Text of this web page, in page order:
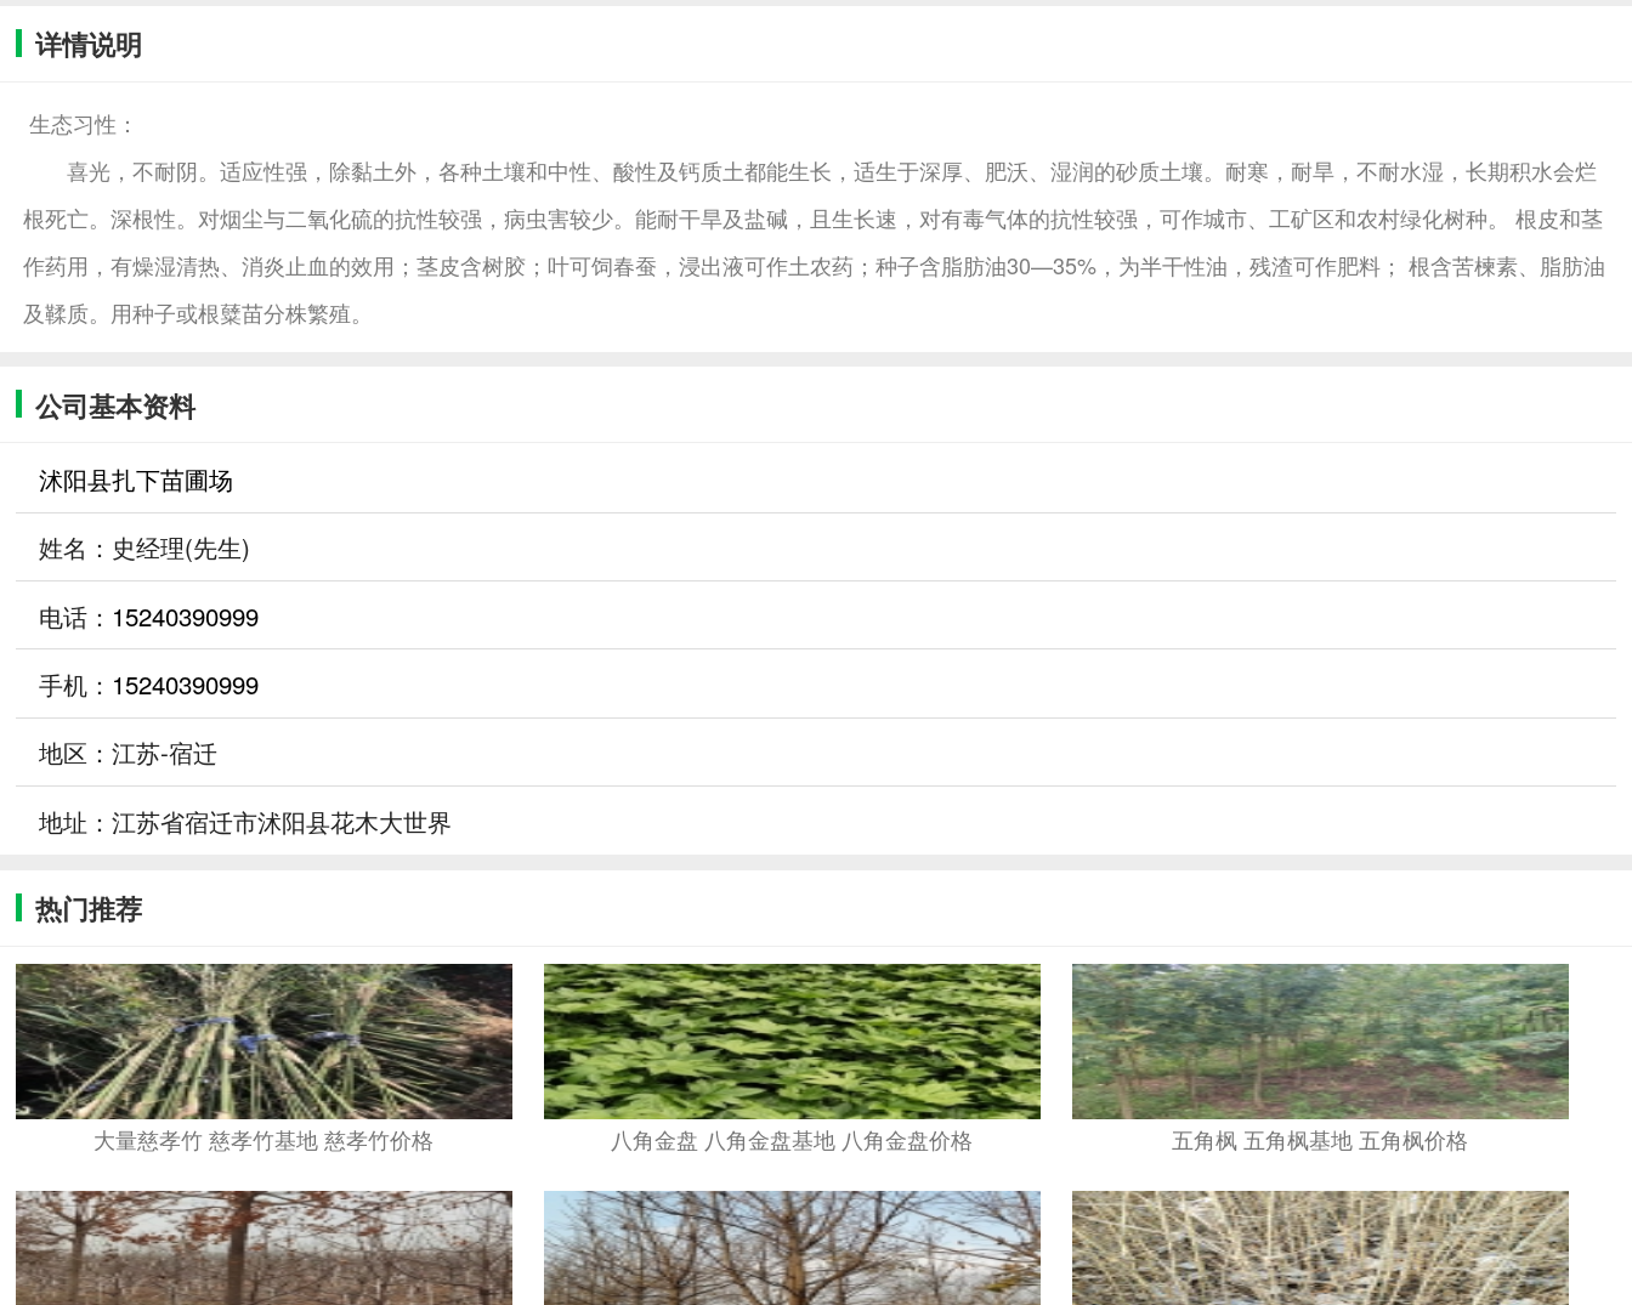
详情说明
生态习性：
喜光，不耐阴。适应性强，除黏土外，各种土壤和中性、酸性及钙质土都能生长，适生于深厚、肥沃、湿润的砂质土壤。耐寒，耐旱，不耐水湿，长期积水会烂
根死亡。深根性。对烟尘与二氧化硫的抗性较强，病虫害较少。能耐干旱及盐碱，且生长速，对有毒气体的抗性较强，可作城市、工矿区和农村绿化树种。 根皮和茎
作药用，有燥湿清热、消炎止血的效用；茎皮含树胶；叶可饲春蚕，浸出液可作土农药；种子含脂肪油30—35%，为半干性油，残渣可作肥料； 根含苦楝素、脂肪油
及鞣质。用种子或根糵苗分株繁殖。
公司基本资料
沭阳县扎下苗圃场
姓名：史经理(先生)
电话： 15240390999
手机： 15240390999
地区：江苏-宿迁
地址：江苏省宿迁市沭阳县花木大世界
热门推荐
大量慈孝竹 慈孝竹基地 慈孝竹价格 八角金盘 八角金盘基地 八角金盘价格 五角枫 五角枫基地 五角枫价格